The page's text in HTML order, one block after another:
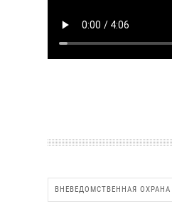
ВНЕВЕДОМСТВЕННАЯ ОХРАНА